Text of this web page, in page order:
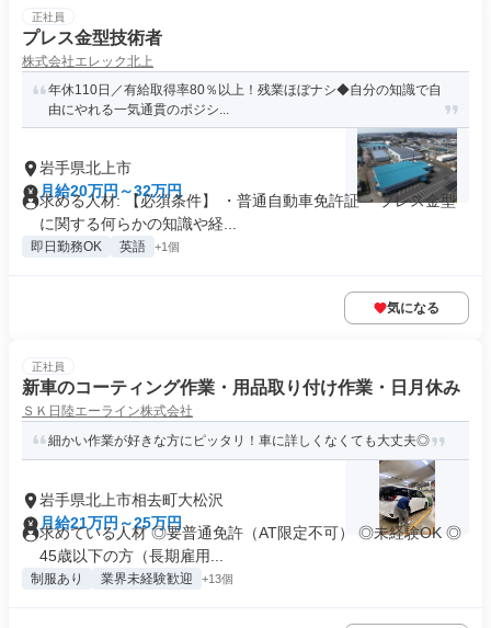
正社員
プレス金型技術者
株式会社エレック北上
年休110日／有給取得率80％以上！残業ほぼナシ◆自分の知識で自
由にやれる一気通貫のポジシ...
岩手県北上市
月給20万円～32万円
求める人材: 【必須条件】 ・普通自動車免許証 ・プレス金型
に関する何らかの知識や経...
即日勤務OK 英語 +1個
気になる
正社員
新車のコーティング作業・用品取り付け作業・日月休み
ＳＫ日陸エーライン株式会社
細かい作業が好きな方にピッタリ！車に詳しくなくても大丈夫◎
岩手県北上市相去町大松沢
月給21万円～25万円
求めている人材 ◎要普通免許（AT限定不可） ◎未経験OK ◎
45歳以下の方（長期雇用...
制服あり 業界未経験歓迎 +13個